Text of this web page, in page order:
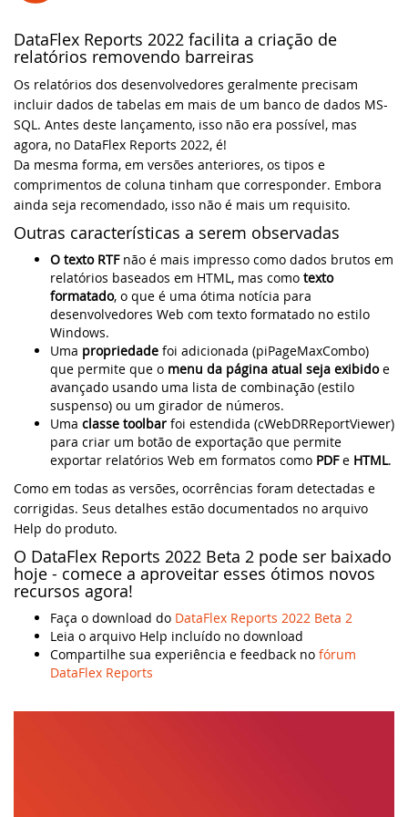
DataFlex Reports 2022 facilita a criação de
relatórios removendo barreiras
Os relatórios dos desenvolvedores geralmente precisam
incluir dados de tabelas em mais de um banco de dados MS-
SQL. Antes deste lançamento, isso não era possível, mas
agora, no DataFlex Reports 2022, é!
Da mesma forma, em versões anteriores, os tipos e
comprimentos de coluna tinham que corresponder. Embora
ainda seja recomendado, isso não é mais um requisito.
Outras características a serem observadas
O texto RTFnão é mais impresso como dados brutos em
relatórios baseados em HTML, mas como texto
formatado, o que é uma ótima notícia para
desenvolvedores Web com texto formatado no estilo
Windows.
Uma propriedade foi adicionada (piPageMaxCombo)
que permite que o menu da página atual seja exibidoe
avançado usando uma lista de combinação (estilo
suspenso) ou um girador de números.
Uma classe toolbar foi estendida (cWebDRReportViewer)
para criar um botão de exportação que permite
exportar relatórios Web em formatos como PDFe HTML.
Como em todas as versões, ocorrências foram detectadas e
corrigidas. Seus detalhes estão documentados no arquivo
Help do produto.
O DataFlex Reports 2022 Beta 2 pode ser baixado
hoje - comece a aproveitar esses ótimos novos
recursos agora!
Faça o download do DataFlex Reports 2022 Beta 2
Leia o arquivo Help incluído no download
Compartilhe sua experiência e feedback no fórum
DataFlex Reports
Knowledge Base (EUA)
Knowledge Base (Brasil)
Produtos Suportados
Download de Produtos
DataFlex 2025 Alpha 1 lançado - Baixe e
teste agora!
Atualização de segurança do DataFlex
2024/24.0 e 2023/23.0 - Ação necessária!
Atualização de segurança para todas as
versões do DataFlex com WebApp
Framework - Ação necessária!
Bibliotecas DataFlex compatíveis com
DataFlex 2024 já disponíveis!
Lançada nova versão da Biblioteca
DataFlex Reports 2024 foi lançado - baixe
agora!
DataFlex 2024 foi lançado - baixe agora!
DataFlex Reports 2024 Release Candidate
disponível para teste final - baixe agora!
Nova videoaula: WebForm em aplicações
Windows usando FlexTron
Nova videoaula: Controles Web em
aplicações Windows usando FlexTron
DataFlex Reports
Dynamic AI
Sistemas & Ambientes
SYNERGY 2023
EDUC 2022
WEBINAR: Migrando para o DataFlex
2021/20.0
Migrando para o DataFlex 20.0
Evento de Aniversário on-line - Data
Access
EDUC 2020 Virtual
DISD 2020
Frankfurt 2019
Webinar MySQL: Migração Passo a Passo
UK DataFlex Meetup
DAPCON, 2019
Synergy 2019
ScanDUC 2018
DALA 20 Anos